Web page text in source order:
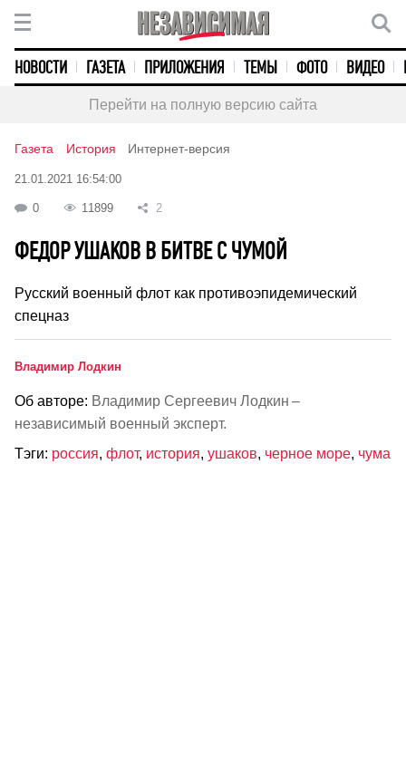
НОВОСТИ ГАЗЕТА ПРИЛОЖЕНИЯ ТЕМЫ ФОТО ВИДЕО
Перейти на полную версию сайта
Газета История Интернет-версия
21.01.2021 16:54:00
0 11899 2
ФЕДОР УШАКОВ В БИТВЕ С ЧУМОЙ
Русский военный флот как противоэпидемический
спецназ
Владимир Лодкин
Об авторе: Владимир Сергеевич Лодкин –
независимый военный эксперт.
Тэги: россия, флот, история, ушаков, черное море, чума